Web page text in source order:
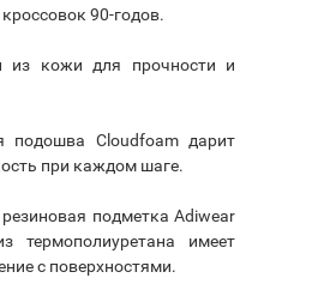
90-годов.
из кожи для прочности и
подошва Cloudfoam дарит
при каждом шаге.
подметка Adiwear
термополиуретана имеет
с поверхностями.